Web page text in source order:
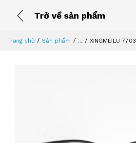
Trở về sản phẩm
Trang chủ Sản phẩm ... XINGMEILU 7703